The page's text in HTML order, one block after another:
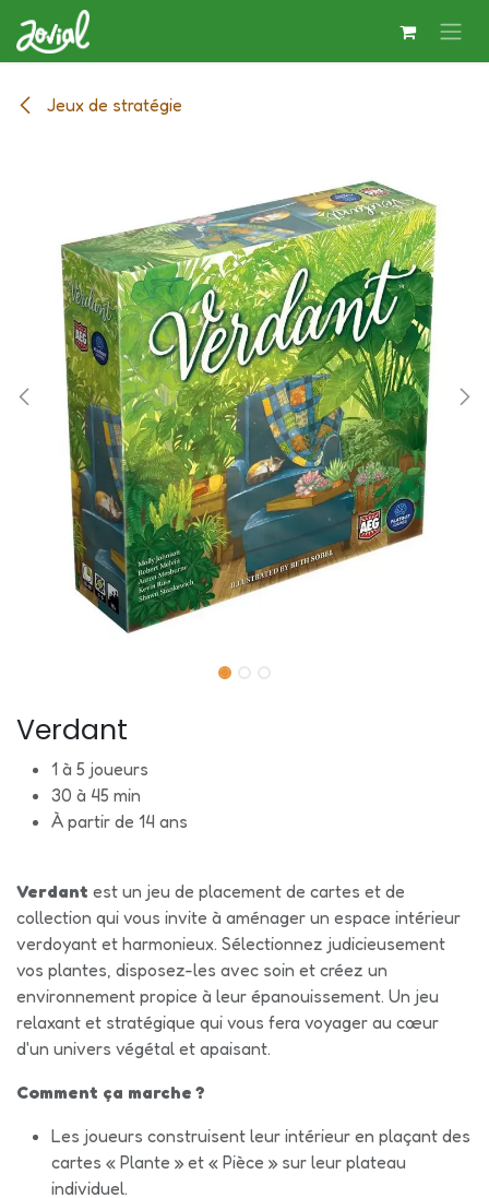
Se rendre au contenu
Jeux de stratégie
Verdant
1 à 5 joueurs
30 à 45 min
À partir de 14 ans
Verdant est un jeu de placement de cartes et de
collection qui vous invite à aménager un espace intérieur
verdoyant et harmonieux. Sélectionnez judicieusement
vos plantes, disposez-les avec soin et créez un
environnement propice à leur épanouissement. Un jeu
relaxant et stratégique qui vous fera voyager au cœur
d'un univers végétal et apaisant.
Comment ça marche ?
Les joueurs construisent leur intérieur en plaçant des
cartes « Plante » et « Pièce » sur leur plateau
individuel.